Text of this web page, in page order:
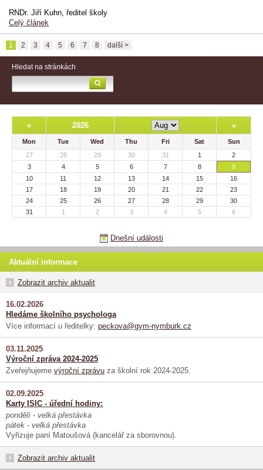
RNDr. Jiří Kuhn, ředitel školy
Celý článek
1 2 3 4 5 6 7 8 další >
Hledat na stránkách
« 2026 »
Mon Tue Wed Thu Fri Sat
Sun
27
28 29 30 31 1
2
3
4 5 6 7 8
9
10
11 12 13 14 15
16
17
18 19 20 21 22
23
24
25 26 27 28 29
30
31
1 2 3 4 5 6
Dnešní události
Aktuální informace
Zobrazit archiv aktualit
16.02.2026
Hledáme školního psychologa
Více informací u ředitelky: peckova@gym-nymburk.cz
03.11.2025
Výroční zpráva 2024-2025
Zveřejňujeme výroční zprávu za školní rok 2024-2025.
02.09.2025
Karty ISIC - úřední hodiny:
pondělí - velká přestávka
pátek - velká přestávka
Vyřizuje paní Matoušová (kancelář za sborovnou).
Zobrazit archiv aktualit